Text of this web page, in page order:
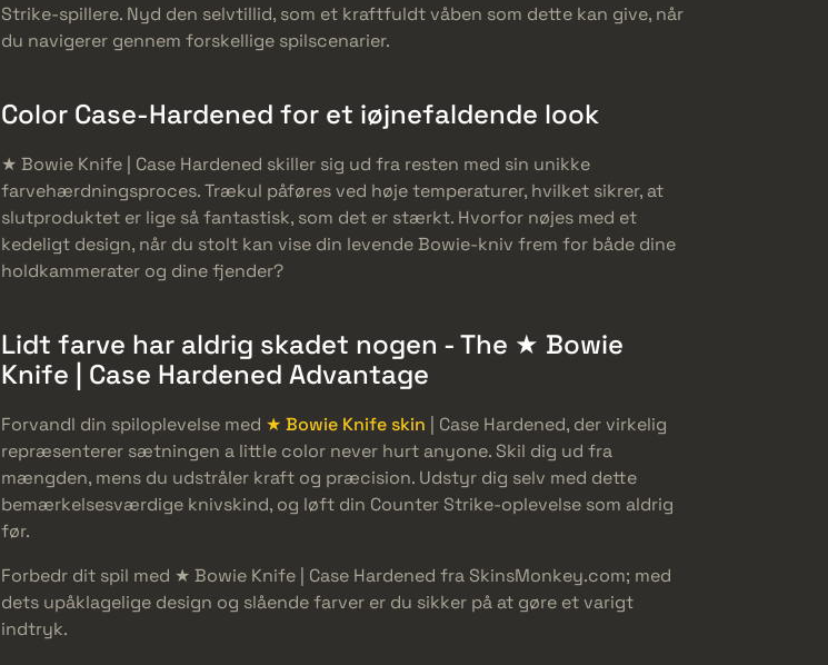
Strike-spillere. Nyd den selvtillid, som et kraftfuldt våben som dette kan give, når
du navigerer gennem forskellige spilscenarier.
Color Case-Hardened for et iøjnefaldende look
★ Bowie Knife | Case Hardened skiller sig ud fra resten med sin unikke
farvehærdningsproces. Trækul påføres ved høje temperaturer, hvilket sikrer, at
slutproduktet er lige så fantastisk, som det er stærkt. Hvorfor nøjes med et
kedeligt design, når du stolt kan vise din levende Bowie-kniv frem for både dine
holdkammerater og dine fjender?
Lidt farve har aldrig skadet nogen - The ★ Bowie
Knife | Case Hardened Advantage
Forvandl din spiloplevelse med ★ Bowie Knife skin | Case Hardened, der virkelig
repræsenterer sætningen a little color never hurt anyone. Skil dig ud fra
mængden, mens du udstråler kraft og præcision. Udstyr dig selv med dette
bemærkelsesværdige knivskind, og løft din Counter Strike-oplevelse som aldrig
før.
Forbedr dit spil med ★ Bowie Knife | Case Hardened fra SkinsMonkey.com; med
dets upåklagelige design og slående farver er du sikker på at gøre et varigt
indtryk.